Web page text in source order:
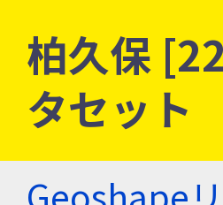
柏久保
タセット